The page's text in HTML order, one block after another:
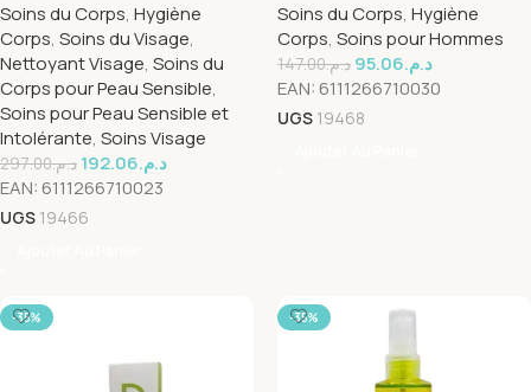
Soins du Corps, Hygiène
Corps, Soins du Visage,
Nettoyant Visage, Soins du
Corps pour Peau Sensible,
Soins pour Peau Sensible et
Intolérante, Soins Visage
د.م.297.00 د.م.192.06
EAN: 6111266710023
UGS 19466
Soins du Corps, Hygiène
Corps, Soins pour Hommes
د.م.147.00 د.م.95.06
EAN: 6111266710030
UGS 19468
-35% -35%